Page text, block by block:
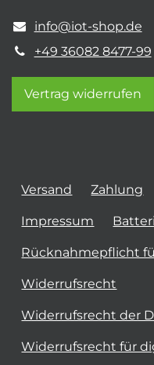
info@iot-shop.de
+49 36082 8477-99
Vertrag widerrufen
Versand Zahlung
Impressum
Rücknahmepflicht
Widerrufsrecht
Widerrufsrecht der
Widerrufsrecht für